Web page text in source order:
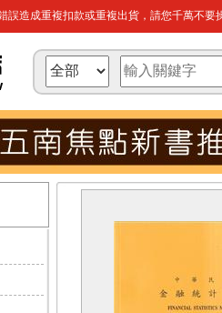
誤造成重複扣款或重複出貨，請您千萬不要